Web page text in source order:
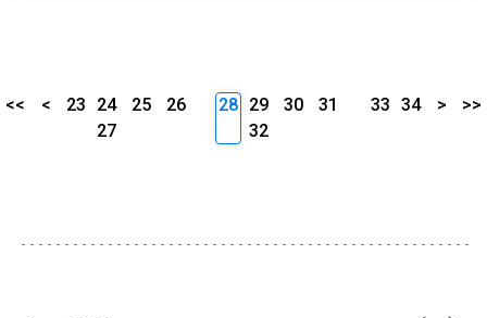
<< < 23 24 25
26
27
28 29 30
31
32
33 34 > >>